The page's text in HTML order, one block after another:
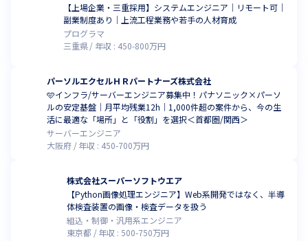
【上場企業・三重採用】システムエンジニア│リモート可│
副業制度あり│上流工程業務や若手の人材育成
プログラマ
三重県
年収 : 450-800万円
パーソルエクセルＨＲパートナーズ株式会社
🩵インフラ/サーバーエンジニア募集中！パナソニック×パーソ
ルの安定基盤｜月平均残業12h｜1,000件超の案件から、今の生
活に最適な「場所」と「役割」を選択＜首都圏/関西＞
サーバーエンジニア
大阪府
年収 : 450-700万円
株式会社スーパーソフトウエア
【Python画像処理エンジニア】Web系開発ではなく、半導
体検査装置の画像・検査データを扱う
組込・制御・汎用系エンジニア
東京都
年収 :500-750万円